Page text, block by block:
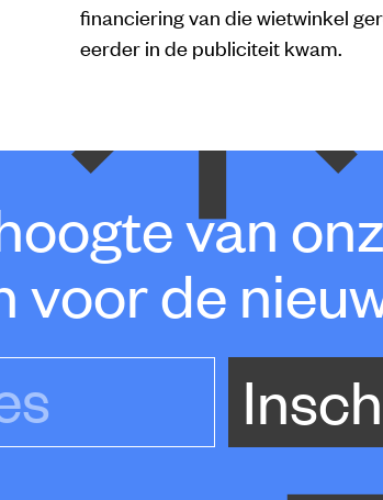
financiering van die wietwinkel
eerder in de publiciteit kwam.
van
voor de